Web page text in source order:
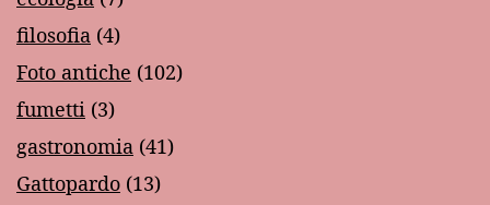
filosofia (4)
Foto antiche (102)
fumetti (3)
gastronomia (41)
Gattopardo (13)